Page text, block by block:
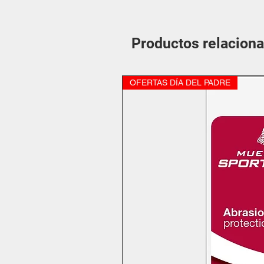
Productos
OFERTAS DÍA DEL PADRE